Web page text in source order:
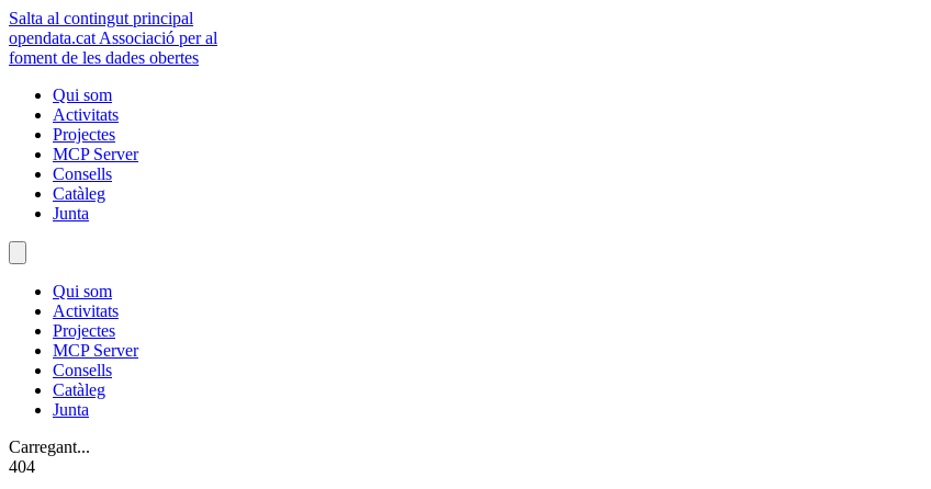
Salta al contingut principal
opendata.cat Associació per al
foment de les dades obertes
Qui som
Activitats
Projectes
MCP Server
Consells
Catàleg
Junta
Qui som
Activitats
Projectes
MCP Server
Consells
Catàleg
Junta
Carregant...
404